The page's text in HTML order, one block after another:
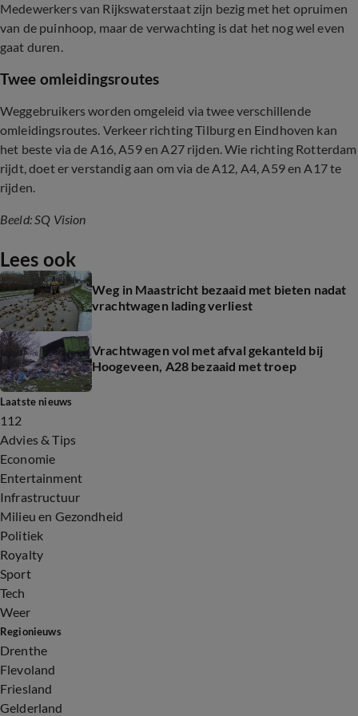
Medewerkers van Rijkswaterstaat zijn bezig met het opruimen
van de puinhoop, maar de verwachting is dat het nog wel even
gaat duren.
Twee omleidingsroutes
Weggebruikers worden omgeleid via twee verschillende
omleidingsroutes. Verkeer richting Tilburg en Eindhoven kan
het beste via de A16, A59 en A27 rijden. Wie richting Rotterdam
rijdt, doet er verstandig aan om via de A12, A4, A59 en A17 te
rijden.
Beeld: SQ Vision
Lees ook
Weg in Maastricht bezaaid met bieten nadat
vrachtwagen lading verliest
Vrachtwagen vol met afval gekanteld bij
Hoogeveen, A28 bezaaid met troep
Laatste nieuws
112
Advies & Tips
Economie
Entertainment
Infrastructuur
Milieu en Gezondheid
Politiek
Royalty
Sport
Tech
Weer
Regionieuws
Drenthe
Flevoland
Friesland
Gelderland